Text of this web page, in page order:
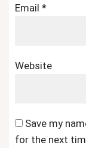
Email *
Website
Save my
for the next